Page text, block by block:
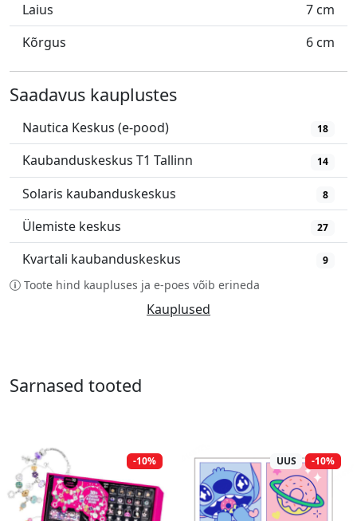
Laius
7 cm
Kõrgus
6 cm
Saadavus kauplustes
Nautica Keskus (e-pood) 18
Kaubanduskeskus T1 Tallinn 14
Solaris kaubanduskeskus 8
Ülemiste keskus 27
Kvartali kaubanduskeskus 9
Toote hind kaupluses ja e-poes võib erineda
Kauplused
Sarnased tooted
-10% UUS -10%